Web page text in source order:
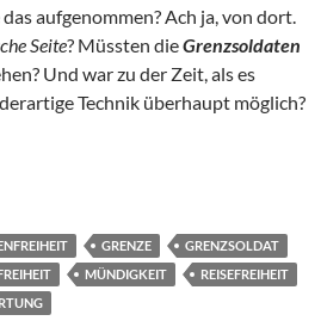
aufgenommen? Ach ja, von dort.
Seite? Müssten dieGrenzsoldaten
Und war zu der Zeit, als es
Technik überhaupt möglich?
GRENZE
GRENZSOLDAT
MÜNDIGKEIT
REISEFREIHEIT